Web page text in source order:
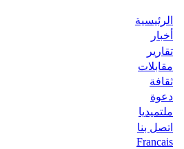
الرئيسية
أخبار
تقارير
مقابلات
ثقافة
دعوة
ملتميديا
اتصل بنا
Francais